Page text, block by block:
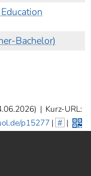
Bachelor)
| Kurz-URL:
p15277 | # |